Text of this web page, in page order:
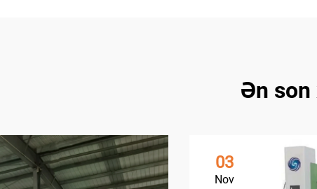
Ən son
03
Nov